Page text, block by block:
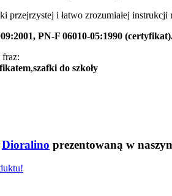
przejrzystej i łatwo zrozumiałej
PN-F 06010-05:1990
,szafki do szkoły
Dioralino prezentowaną w